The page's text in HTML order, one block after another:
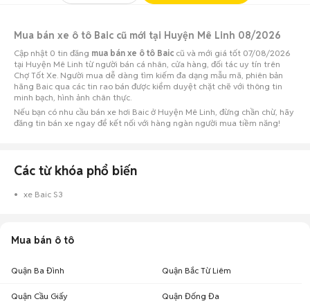
Mua bán xe ô tô Baic cũ mới tại Huyện Mê Linh 08/2026
Cập nhật 0 tin đăng mua bán xe ô tô Baic cũ và mới giá tốt 07/08/2026
tại Huyện Mê Linh từ người bán cá nhân, cửa hàng, đối tác uy tín trên
Chợ Tốt Xe. Người mua dễ dàng tìm kiếm đa dạng mẫu mã, phiên bản
hãng Baic qua các tin rao bán được kiểm duyệt chặt chẽ với thông tin
minh bạch, hình ảnh chân thực.
Nếu bạn có nhu cầu bán xe hơi Baic ở Huyện Mê Linh, đừng chần chừ, hãy
đăng tin bán xe ngay để kết nối với hàng ngàn người mua tiềm năng!
Các từ khóa phổ biến
xe Baic S3
Mua bán ô tô
Quận Ba Đình Quận Bắc Từ Liêm
Quận Cầu Giấy Quận Đống Đa